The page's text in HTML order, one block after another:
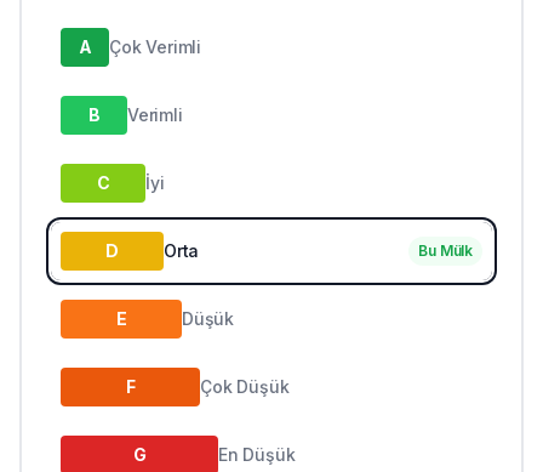
A Çok Verimli
B Verimli
C İyi
D Orta Bu Mülk
E Düşük
F Çok Düşük
G En Düşük